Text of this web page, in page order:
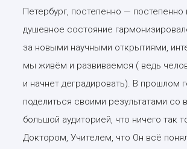
Петербург, постепенно —
душевное состояние
за новыми научными открытиями,
мы живём и развиваемся ( ведь
и начнет деградировать). В прошлом
поделиться своими результатами со
большой аудиторией, что ничего
Доктором, Учителем, что Он всё